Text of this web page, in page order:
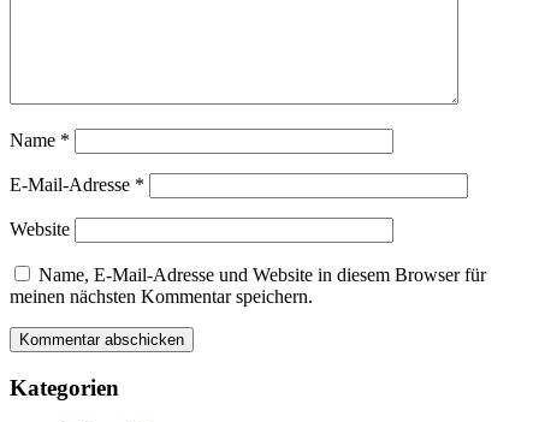
Name *
E-Mail-Adresse *
Website
Name, E-Mail-Adresse und Website in diesem Browser für
meinen nächsten Kommentar speichern.
Kategorien